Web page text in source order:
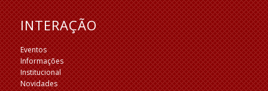
INTERAÇÃO
Eventos
Informações
Institucional
Novidades